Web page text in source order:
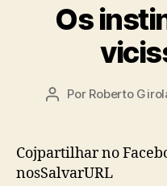
Os
Autor
Por Roberto
Cojpartilhar no
nosSalvarURL